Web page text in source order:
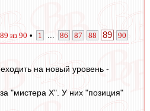
89 из 90 • 1 86 87 88 89 90
на новый уровень -
"мистера Х". У них "позиция"